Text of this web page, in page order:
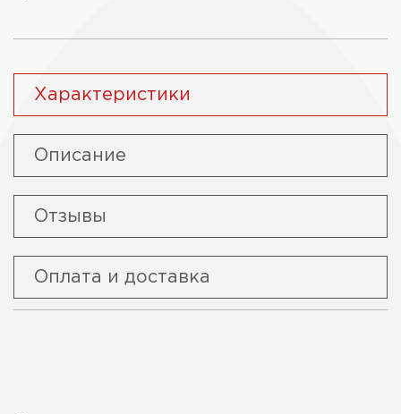
Характеристики
Описание
Отзывы
Оплата и доставка